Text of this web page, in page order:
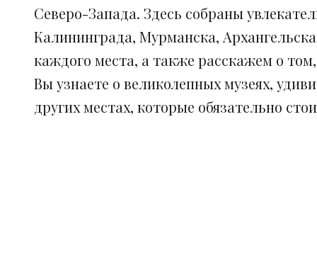
Северо-Запада. Здесь собраны
Калининграда, Мурманска,
каждого места, а также расскажем о
Вы узнаете о великолепных музеях,
других местах, которые обязательно